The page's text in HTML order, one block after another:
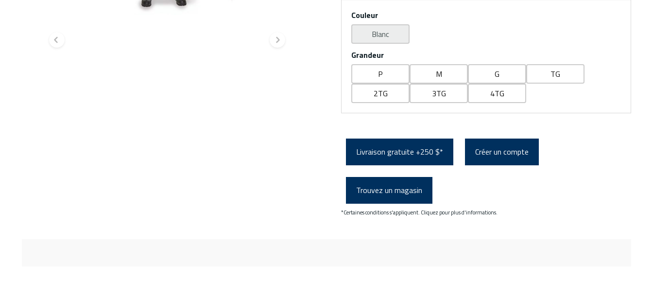
Diapositive précédente Diapositive suivante
Couleur
Blanc
Grandeur
P
M G
TG
2TG
3TG 4TG
Livraison gratuite +250 $* Créer un compte
Trouvez un magasin
*Certaines conditions s'appliquent. Cliquez pour plus d'informations.